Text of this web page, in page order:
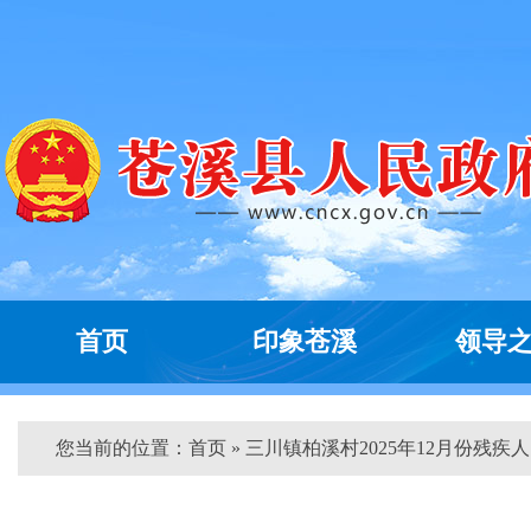
首页 印象苍溪 领导
您当前的位置： 首页 » 三川镇柏溪村2025年12月份残疾